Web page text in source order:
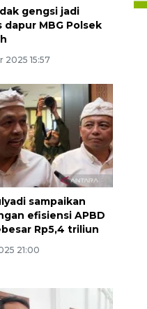
gengsi jadi
dapur MBG Polsek
2025 15:57
sampaikan
efisiensi APBD
Rp5,4 triliun
21:00